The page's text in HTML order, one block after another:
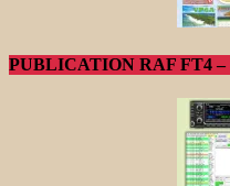
PUBLICATION RAF FT4 –